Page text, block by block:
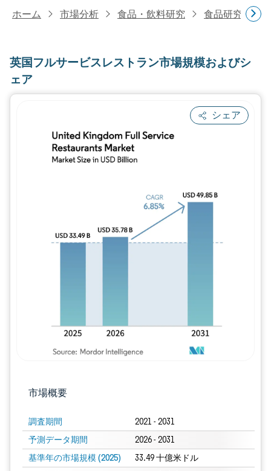
ホーム 市場分析 食品・飲料研究 食品研究
英国フルサービスレストラン市場規模およびシ
ェア
シェア
市場概要
調査期間 2021 - 2031
予測データ期間 2026 - 2031
基準年の市場規模 (2025) 33.49 十億米ドル